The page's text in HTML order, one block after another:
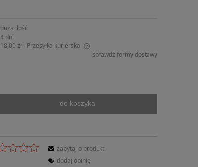
duża ilość
4 dni
18,00 zł- Przesyłka kurierska
sprawdź formy dostawy
do koszyka
zapytaj o produkt
dodaj opinię